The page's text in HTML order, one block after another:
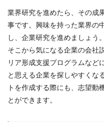
業界研究を進めたら、その成
事です。興味を持った業界の
し、企業研究を進めましょう。
そこから気になる企業の会社
リア形成支援プログラムなど
と思える企業を探しやすくな
トを作成する際にも、志望動
とができます。